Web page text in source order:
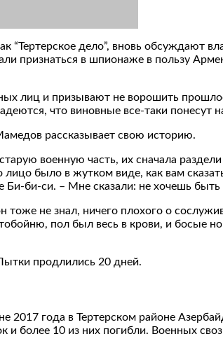
“Тертерское дело”, вновь обсуждают
признаться в шпионаже в пользу
лиц и призывают не ворошить
что виновные все-таки понесут
рассказывает свою историю.
военную часть, их сначала
было в жутком виде, как вам
би-си. – Мне сказали: не хочешь быть
тоже не знал, ничего плохого о
пол был весь в крови, и босые
продлились 20 дней.
года в Тертерском районе
более 10 из них погибли. Военных